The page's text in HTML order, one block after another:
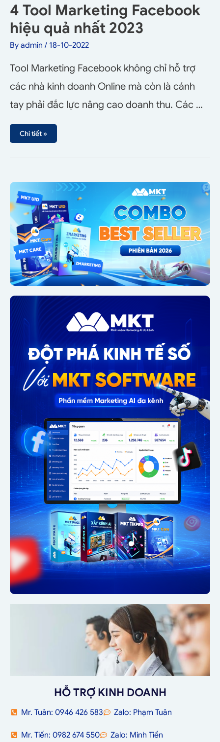
4 Tool Marketing Facebook
hiệu quả nhất 2023
By admin / 18-10-2022
Tool Marketing Facebook không chỉ hỗ trợ
các nhà kinh doanh Online mà còn là cánh
tay phải đắc lực nâng cao doanh thu. Các …
Chi tiết »
HỖ TRỢ KINH DOANH
Mr. Tuân: 0946 426 583 Zalo: Phạm Tuân
Mr. Tiến: 0982 674 550 Zalo: Minh Tiến